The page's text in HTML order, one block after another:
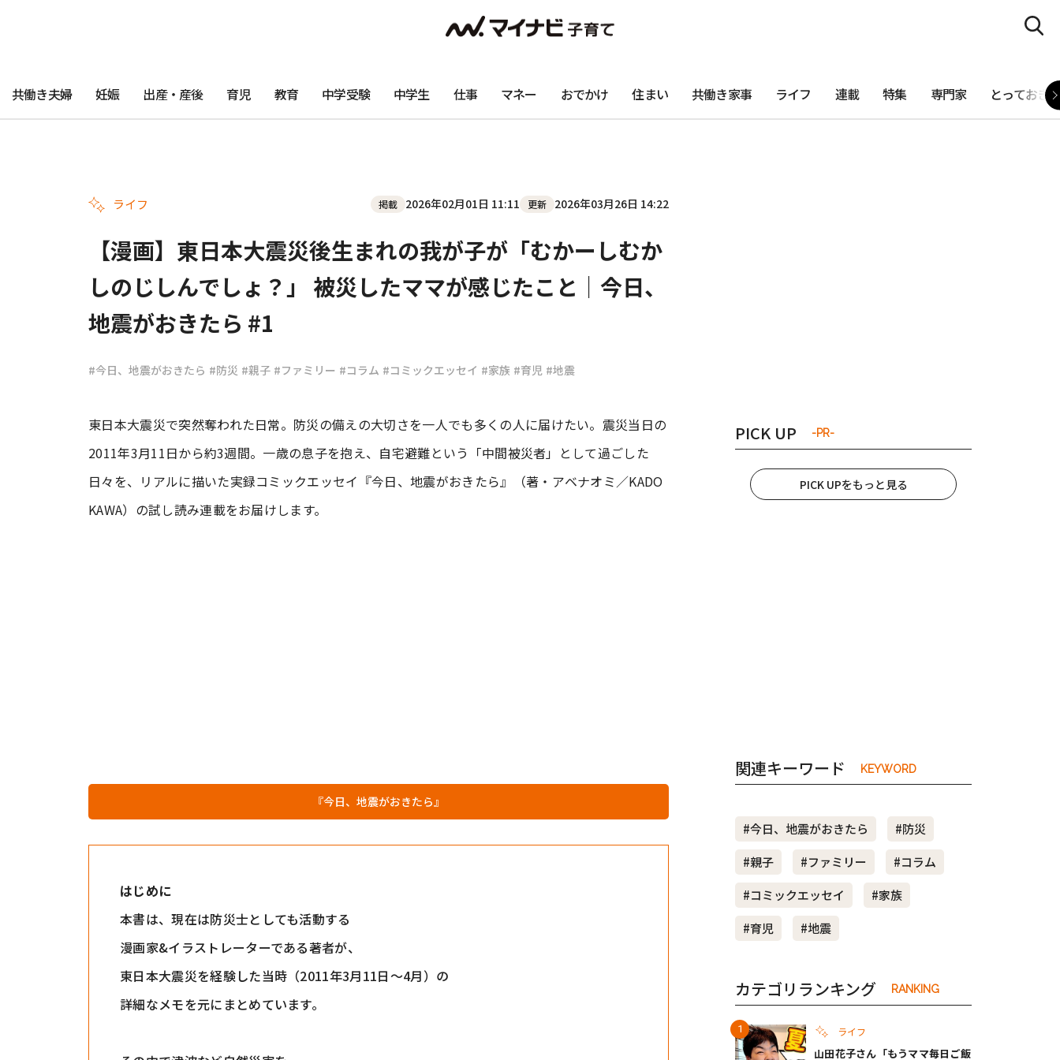
共働き夫婦 妊娠 出産・産後 育児 教育 中学受験 中学生 仕事 マネー おでかけ 住まい 共働き家事 ライフ 連載 特集 専門家 とっておき
ライフ 掲載 2026年02月01日 11:11 更新 2026年03月26日 14:22
【漫画】東日本大震災後生まれの我が子が「むかーしむか
しのじしんでしょ？」 被災したママが感じたこと｜今日、
地震がおきたら #1
#今日、地震がおきたら #防災 #親子 #ファミリー #コラム #コミックエッセイ #家族 #育児 #地震
東日本大震災で突然奪われた日常。防災の備えの大切さを一人でも多くの人に届けたい。震災当日の
2011年3月11日から約3週間。一歳の息子を抱え、自宅避難という「中間被災者」として過ごした
日々を、リアルに描いた実録コミックエッセイ『今日、地震がおきたら』（著・アベナオミ／KADO
KAWA）の試し読み連載をお届けします。
『今日、地震がおきたら』
はじめに
本書は、現在は防災士としても活動する
漫画家&イラストレーターである著者が、
東日本大震災を経験した当時（2011年3月11日〜4月）の
詳細なメモを元にまとめています。
PICK UP -PR-
PICK UPをもっと見る
関連キーワード KEYWORD
#今日、地震がおきたら
#防災
#親子
#ファミリー
#コラム
#コミックエッセイ
#家族
#育児
#地震
カテゴリランキング RANKING
ライフ
山田花子さん「もうママ毎日ご飯